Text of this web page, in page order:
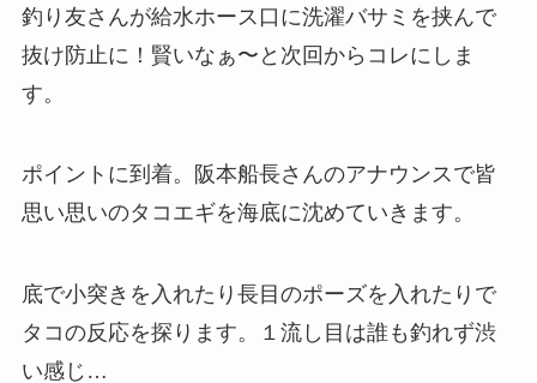
釣り友さんが給水ホース口に洗濯バサミを挟んで
抜け防止に！賢いなぁ〜と次回からコレにしま
す。
ポイントに到着。阪本船長さんのアナウンスで皆
思い思いのタコエギを海底に沈めていきます。
底で小突きを入れたり長目のポーズを入れたりで
タコの反応を探ります。１流し目は誰も釣れず渋
い感じ…